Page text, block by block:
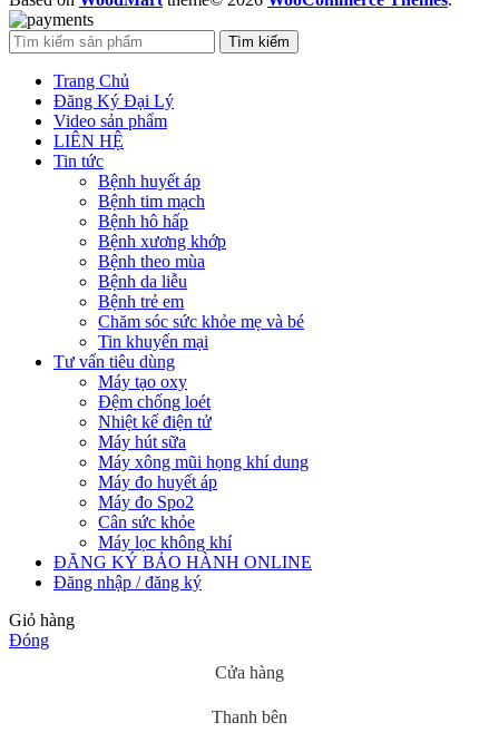
Tìm kiếm
Trang Chủ
Đăng Ký Đại Lý
Video sản phẩm
LIÊN HỆ
Tin tức
Bệnh huyết áp
Bệnh tim mạch
Bệnh hô hấp
Bệnh xương khớp
Bệnh theo mùa
Bệnh da liễu
Bệnh trẻ em
Chăm sóc sức khỏe mẹ và bé
Tin khuyến mại
Tư vấn tiêu dùng
Máy tạo oxy
Đệm chống loét
Nhiệt kế điện tử
Máy hút sữa
Máy xông mũi họng khí dung
Máy đo huyết áp
Máy đo Spo2
Cân sức khỏe
Máy lọc không khí
ĐĂNG KÝ BẢO HÀNH ONLINE
Đăng nhập / đăng ký
Giỏ hàng
Đóng
Cửa hàng
Thanh bên